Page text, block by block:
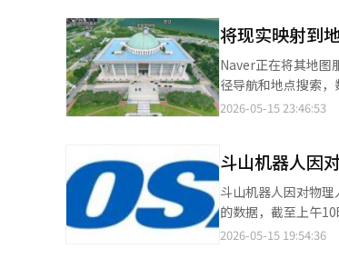
关联性和盈利能力为中心的选择性投
关领域进行业务组
资源业务结构。 2023年，LX国际收购了韩国玻璃工业（现为LX玻璃）。这一战略被解读为考虑到与建筑和室内装饰
材料子公司LX哈乌
球供应链重组和电动化转型趋
撑了集团的供应链竞
正在崛起为未来的增
热基板等领域。散
其重要性日益凸显。 业界分析认为，LX集团正在围绕物流、半导体和材料重组产业组合，尝试在“LG稳定DNA”的
基础上向未来产业
心减少176班；釜山
规模已接近1000班次。 与此同时，无薪休假措施也在行业内迅速扩散。德威航空已针对客舱乘务员
的无薪休假；济州
请。真航空还将今年上
直接冲击韩国出境游
仍保持稳定，但进
附加费已从约8万
在显著增加消费者负
过，业内普遍认为
产品选择变得更加谨慎。 在市场不确定性持续扩大的背景下，韩国旅游企业也开始主动压缩运营
将现实映射到
Naver正在将其地图
径导航和地点搜索，数字双胞胎基础地
持范围扩展至首尔
行视图3D，涵盖了
外国游客和国内旅行需求的增加，服
间，飞行视图3D的使
全境的扩展是基于
尔市合作，利用数字双胞
2026-05-15 23:46:53
斗山机器人因
斗山机器人因对物理人
的数据，截至上午
盘中一度上涨至13万8800韩元，创下历史最
2026-05-15 19:54:36